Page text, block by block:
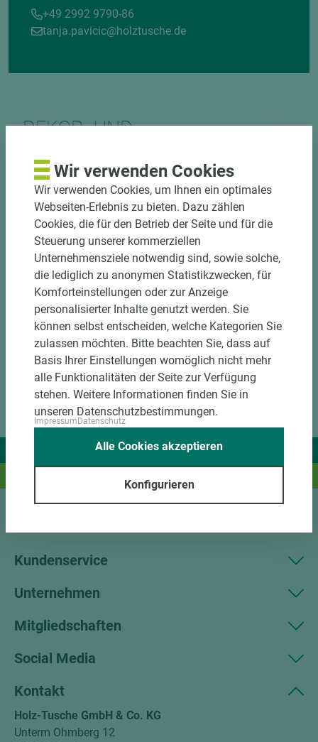
+49 2992 9790-86
tanja.pavicic@holztusche.de
DEKOR- UND
DOWNLOADS
Wir liefern Ideen.
Kundenservice
Unternehmen
Mitgliedschaften
Social Media
Kontakt
Holz-Tusche GmbH & Co. KG
Unterm Ohmberg 12
Wir verwenden Cookies
Wir verwenden Cookies, um Ihnen ein optimales
Webseiten-Erlebnis zu bieten. Dazu zählen
Cookies, die für den Betrieb der Seite und für die
Steuerung unserer kommerziellen
Unternehmensziele notwendig sind, sowie solche,
die lediglich zu anonymen Statistikzwecken, für
Komforteinstellungen oder zur Anzeige
personalisierter Inhalte genutzt werden. Sie
können selbst entscheiden, welche Kategorien Sie
zulassen möchten. Bitte beachten Sie, dass auf
Basis Ihrer Einstellungen womöglich nicht mehr
alle Funktionalitäten der Seite zur Verfügung
stehen. Weitere Informationen finden Sie in
unseren Datenschutzbestimmungen.
ImpressumDatenschutz
Konfigurieren
Alle Cookies akzeptieren